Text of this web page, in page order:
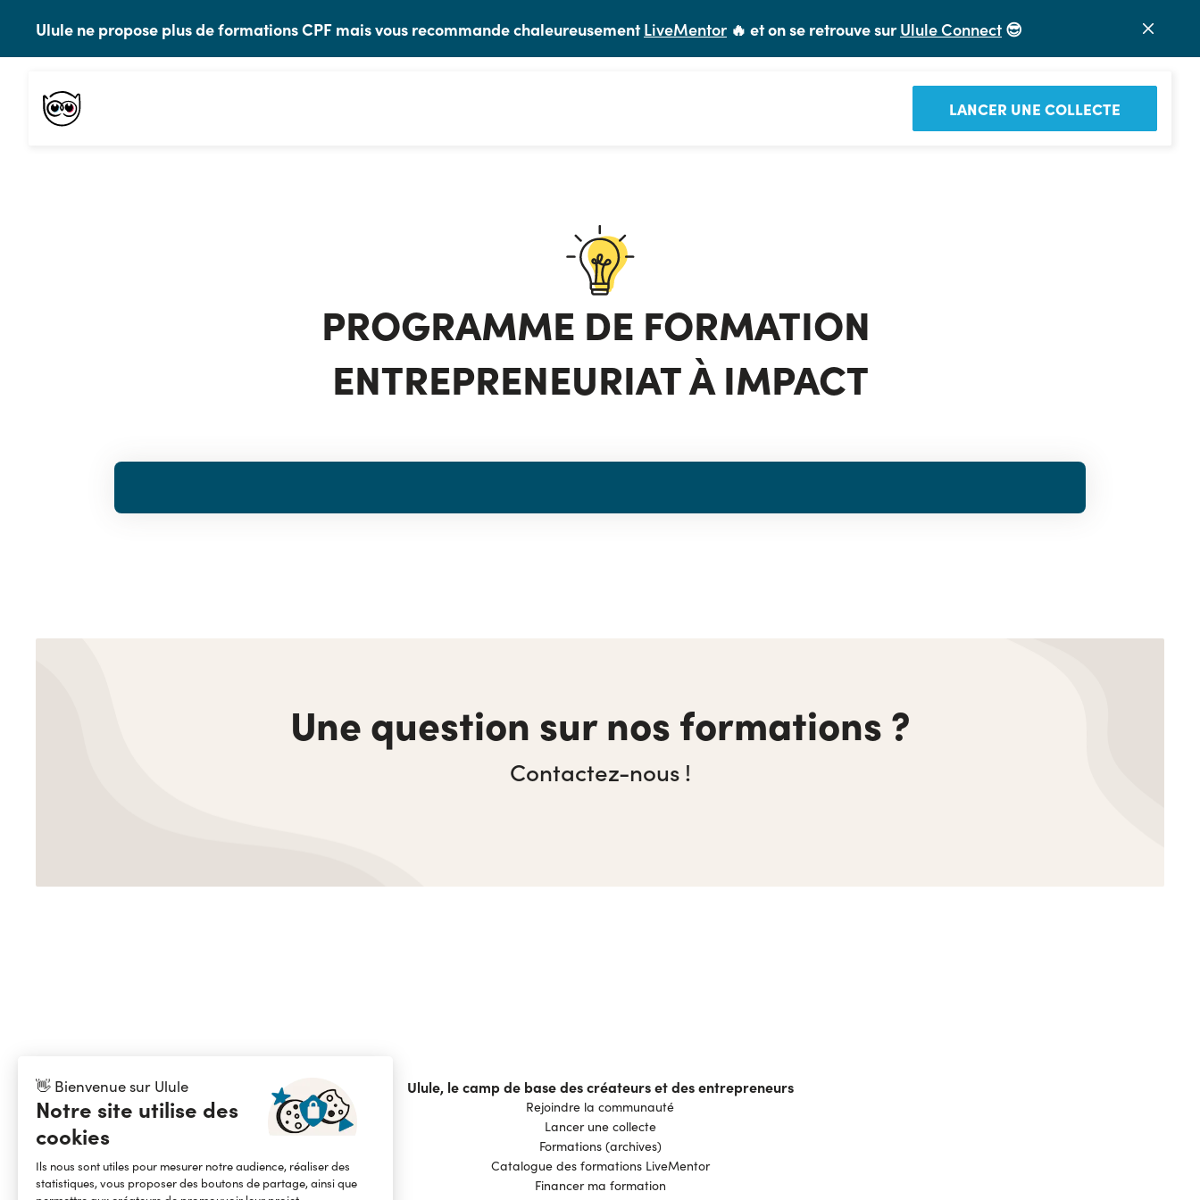
👋 Bienvenue sur Ulule
Notre site utilise des
cookies
Ils nous sont utiles pour mesurer notre audience, réaliser des
statistiques, vous proposer des boutons de partage, ainsi que
Ulule ne propose plus de formations CPF mais vous recommande chaleureusementLiveMentor 🔥 et on se retrouve surUlule Connect 😎
LANCER UNE COLLECTE
PROGRAMME DE FORMATION
ENTREPRENEURIAT À IMPACT
Une question sur nos formations ?
Contactez-nous !
Ulule, le camp de base des créateurs et des entrepreneurs
Rejoindre la communauté
Lancer une collecte
Formations (archives)
Catalogue des formations LiveMentor
Financer ma formation